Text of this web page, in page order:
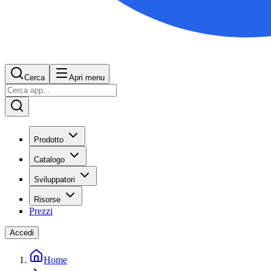
Cerca Apri menu
Prodotto
Catalogo
Sviluppatori
Risorse
Prezzi
Accedi
Home